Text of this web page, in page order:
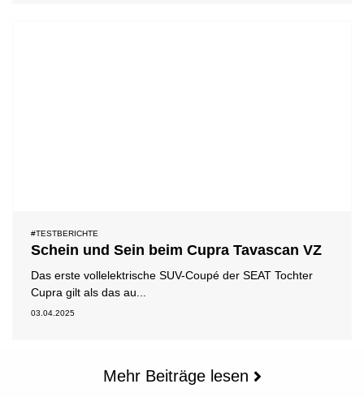
#TESTBERICHTE
Schein und Sein beim Cupra Tavascan VZ
Das erste vollelektrische SUV-Coupé der SEAT Tochter
Cupra gilt als das au...
03.04.2025
Mehr Beiträge lesen